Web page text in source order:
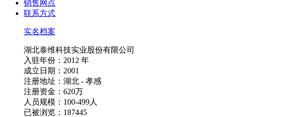
销售网点
联系方式
实名档案
湖北泰维科技实业股份有限公司
入驻年份：2012 年
成立日期：2001
注册地址：湖北 - 孝感
注册资金：620万
人员规模：100-499人
已被浏览：187445